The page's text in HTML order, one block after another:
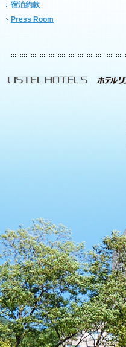
宿泊約款
Press Room